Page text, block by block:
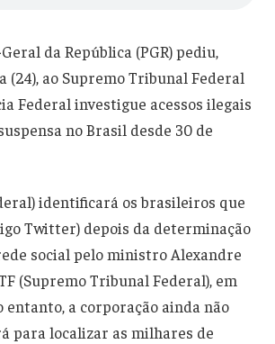
da República (PGR) pediu,
(24), ao Supremo Tribunal Federal
Federal investigue acessos ilegais
no Brasil desde 30 de
identificará os brasileiros que
Twitter) depois da determinação
social pelo ministro Alexandre
(Supremo Tribunal Federal), em
entanto, a corporação ainda não
para localizar as milhares de